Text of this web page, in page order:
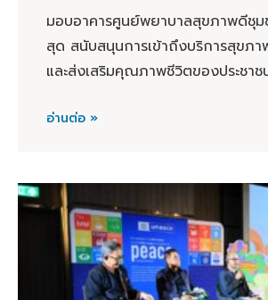
มอบอาคารศูนย์พยาบาลสุขภาพดีชุม
สุด สนับสนุนการเข้าถึงบริการสุขภ
และส่งเสริมคุณภาพชีวิตของประชา
อ่านต่อ »